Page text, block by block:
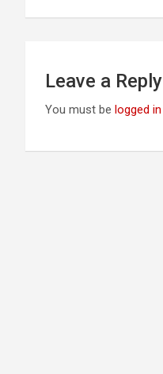
Leave a Reply
You must be logged in